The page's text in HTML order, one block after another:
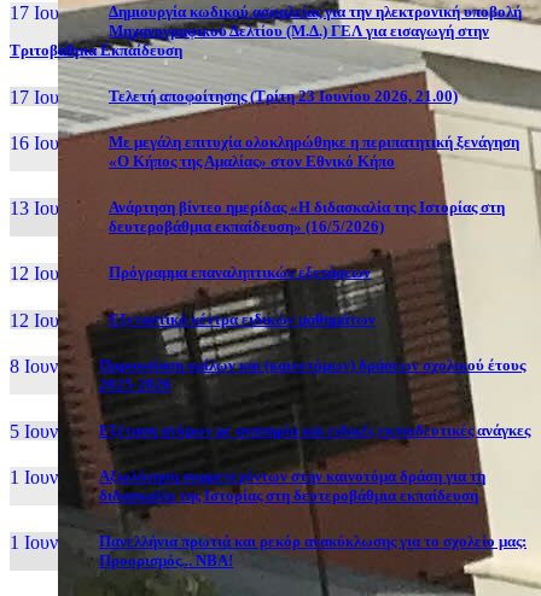
17 Ιουν, 26
Δημιουργία κωδικού ασφαλείας για την ηλεκτρονική υποβολή
Μηχανογραφικού Δελτίου (Μ.Δ.) ΓΕΛ για εισαγωγή στην
Τριτοβάθμια Εκπαίδευση
17 Ιουν, 26 Τελετή αποφοίτησης (Τρίτη 23 Ιουνίου 2026, 21.00)
16 Ιουν, 26
Με μεγάλη επιτυχία ολοκληρώθηκε η περιπατητική ξενάγηση
«Ο Κήπος της Αμαλίας» στον Εθνικό Κήπο
13 Ιουν, 26
Ανάρτηση βίντεο ημερίδας «Η διδασκαλία της Ιστορίας στη
δευτεροβάθμια εκπαίδευση» (16/5/2026)
12 Ιουν, 26 Πρόγραμμα επαναληπτικών εξετάσεων
12 Ιουν, 26 Εξεταστικά κέντρα ειδικών μαθημάτων
8 Ιουν, 26
Παρουσίαση ομίλων και (καινοτόμων) δράσεων σχολικού έτους
2025-2026
5 Ιουν, 26 Εξέταση ατόμων με αναπηρία και ειδικές εκπαιδευτικές ανάγκες
1 Ιουν, 26
Αξιολόγηση συμμετεχόντων στην καινοτόμα δράση για τη
διδασκαλία της Ιστορίας στη δευτεροβάθμια εκπαίδευση
1 Ιουν, 26
Πανελλήνια πρωτιά και ρεκόρ ανακύκλωσης για το σχολείο μας:
Προορισμός... NBA!